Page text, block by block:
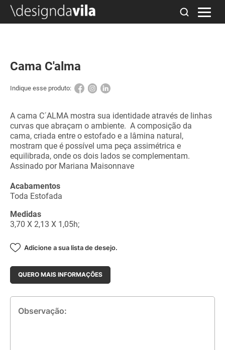
Cama C'alma
Indique esse produto:
A cama C´ALMA mostra sua identidade através de linhas
curvas que abraçam o ambiente. A composição da
cama, criada entre o estofado e a lâmina natural,
mostram que é possível uma peça assimétrica e
equilibrada, onde os dois lados se complementam.
Assinado por Mariana Maisonnave
Acabamentos
Toda Estofada
Medidas
3,70 X 2,13 X 1,05h;
Adicione a sua lista de desejo.
QUERO MAIS INFORMAÇÕES
Observação: